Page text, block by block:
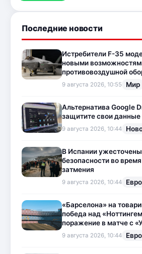
Последние новости
Истребители F-35
новыми
противовоздушной
9 августа 2026, 10:55 Мир
Альтернатива Google
защитите свои данные
9 августа 2026, 10:44
В Испании
безопасности во
затмения
9 августа 2026, 10:44
«Барселона» на
победа над
поражение в матче с
9 августа 2026, 10:44